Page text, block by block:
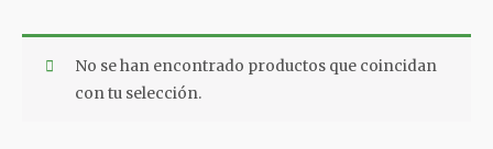
No se han encontrado productos que coincidan
con tu selección.